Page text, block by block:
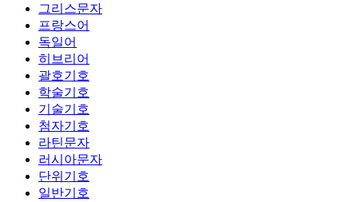
그리스문자
프랑스어
독일어
히브리어
괄호기호
학술기호
기술기호
첨자기호
라틴문자
러시아문자
단위기호
일반기호